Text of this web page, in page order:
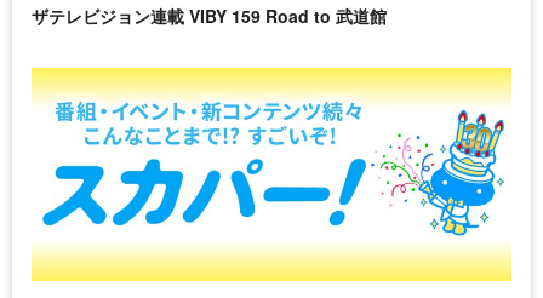
ザテレビジョン連載 VIBY 159 Road to 武道館